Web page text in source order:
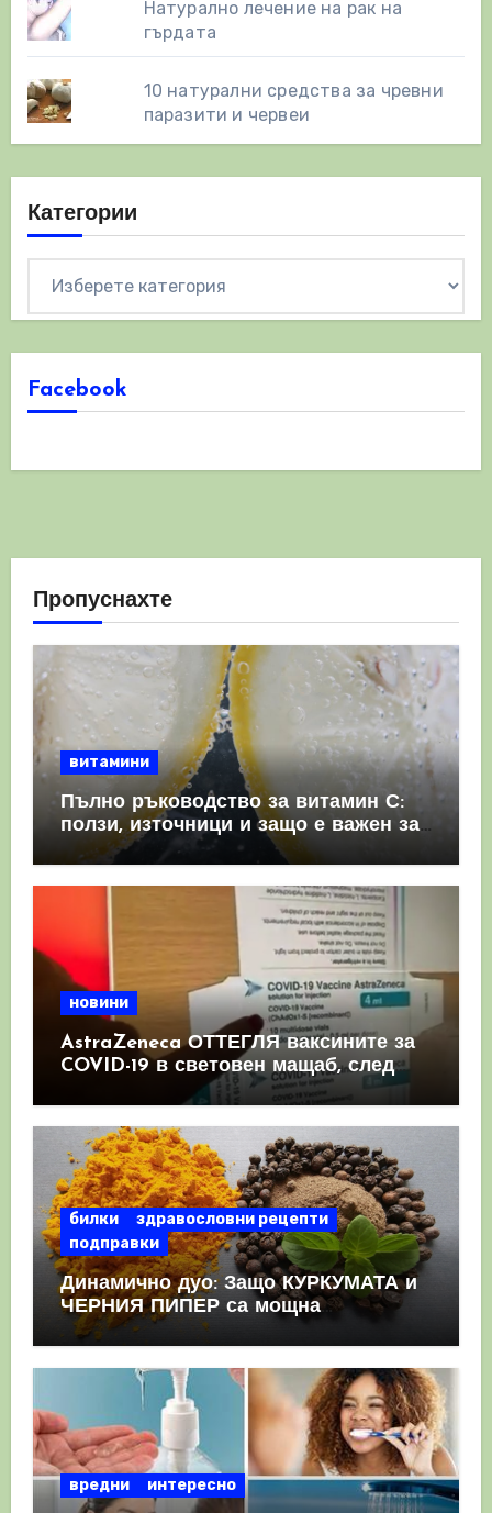
Натурално лечение на рак на
гърдата
10 натурални средства за чревни
паразити и червеи
Категории
Facebook
Пропуснахте
витамини
Пълно ръководство за витамин С:
ползи, източници и защо е важен за
имунната система
новини
AstraZeneca ОТТЕГЛЯ ваксините за
COVID-19 в световен мащаб, след
като призна, че те причиняват
билки
здравословни рецепти
подправки
Динамично дуо: Защо КУРКУМАТА и
ЧЕРНИЯ ПИПЕР са мощна
комбинация
вредни интересно